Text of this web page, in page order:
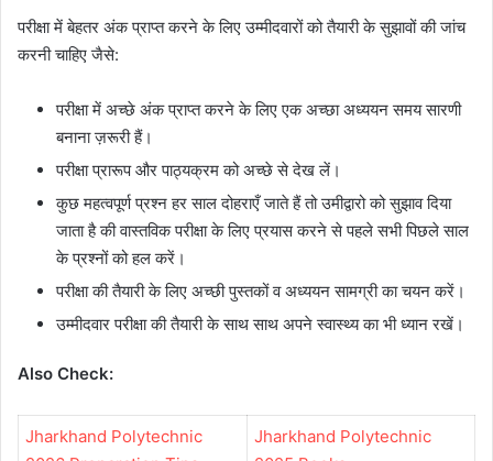
परीक्षा में बेहतर अंक प्राप्त करने के लिए उम्मीदवारों को तैयारी के सुझावों की जांच
करनी चाहिए जैसे:
परीक्षा में अच्छे अंक प्राप्त करने के लिए एक अच्छा अध्ययन समय सारणी
बनाना ज़रूरी हैं।
परीक्षा प्रारूप और पाठ्यक्रम को अच्छे से देख लें।
कुछ महत्वपूर्ण प्रश्न हर साल दोहराएँ जाते हैं तो उमीद्वारो को सुझाव दिया
जाता है की वास्तविक परीक्षा के लिए प्रयास करने से पहले सभी पिछले साल
के प्रश्नों को हल करें।
परीक्षा की तैयारी के लिए अच्छी पुस्तकों व अध्ययन सामग्री का चयन करें।
उम्मीदवार परीक्षा की तैयारी के साथ साथ अपने स्वास्थ्य का भी ध्यान रखें।
Also Check:
Jharkhand Polytechnic
Jharkhand Polytechnic